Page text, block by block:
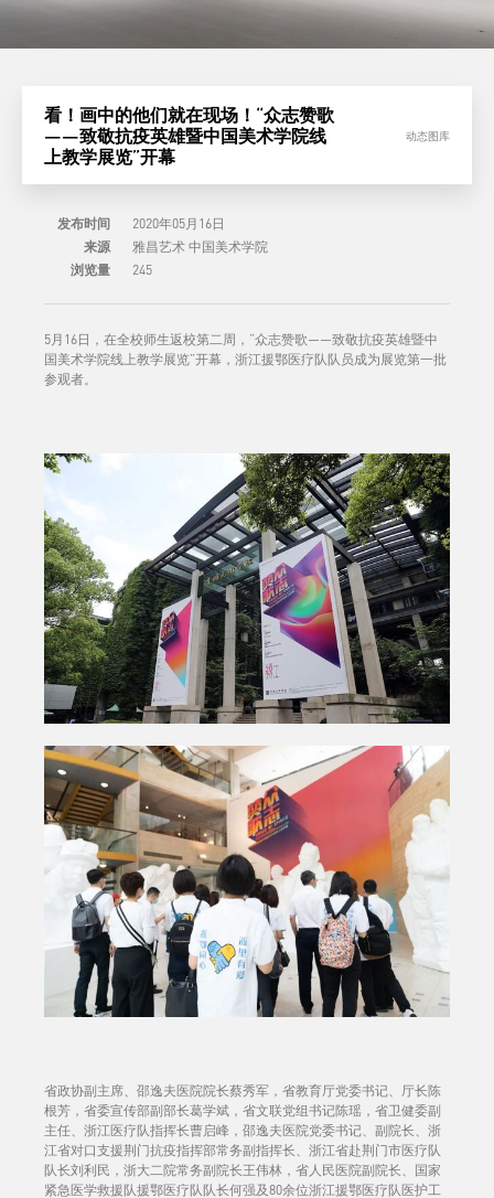
看！画中的他们就在现场！“众志赞歌
——致敬抗疫英雄暨中国美术学院线
上教学展览”开幕
动态图库
发布时间
2020年05月16日
来源
雅昌艺术 中国美术学院
浏览量
245
5月16日，在全校师生返校第二周，“众志赞歌——致敬抗疫英雄暨中
国美术学院线上教学展览”开幕，浙江援鄂医疗队队员成为展览第一批
参观者。
省政协副主席、邵逸夫医院院长蔡秀军，省教育厅党委书记、厅长陈
根芳，省委宣传部副部长葛学斌，省文联党组书记陈瑶，省卫健委副
主任、浙江医疗队指挥长曹启峰，邵逸夫医院党委书记、副院长、浙
江省对口支援荆门抗疫指挥部常务副指挥长、浙江省赴荆门市医疗队
队长刘利民，浙大二院常务副院长王伟林，省人民医院副院长、国家
紧急医学救援队援鄂医疗队队长何强及80余位浙江援鄂医疗队医护工